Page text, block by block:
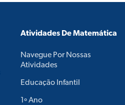
Atividades De Matemática
Navegue Por Nossas
Atividades
Educação Infantil
1º Ano